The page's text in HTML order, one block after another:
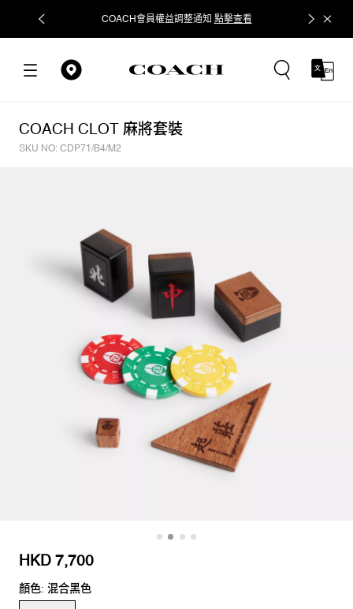
COACH會員權益調整通知 點擊查看 立即追蹤
COACH CLOT 麻將套裝
SKU NO: CDP71/B4/M2
HKD 7,700
顏色: 混合黑色